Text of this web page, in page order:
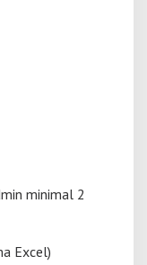
minimal 2
Excel)